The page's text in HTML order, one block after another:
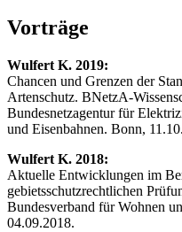
Vorträge
Wulfert K. 2019:
Chancen und Grenzen der
Artenschutz. BNetzA-
Bundesnetzagentur für
und Eisenbahnen. Bonn,
Wulfert K. 2018:
Aktuelle Entwicklungen im
gebietsschutzrechtlichen
Bundesverband für Wohnen
04.09.2018.